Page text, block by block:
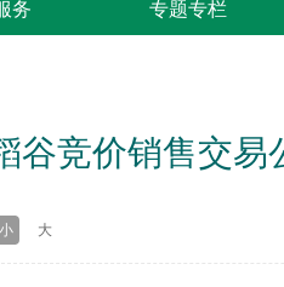
务 专题专栏
谷竞价销售交易
小 大